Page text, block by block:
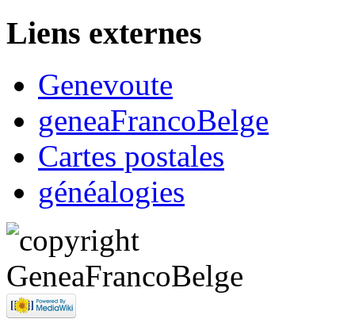
Liens externes
Genevoute
geneaFrancoBelge
Cartes postales
généalogies